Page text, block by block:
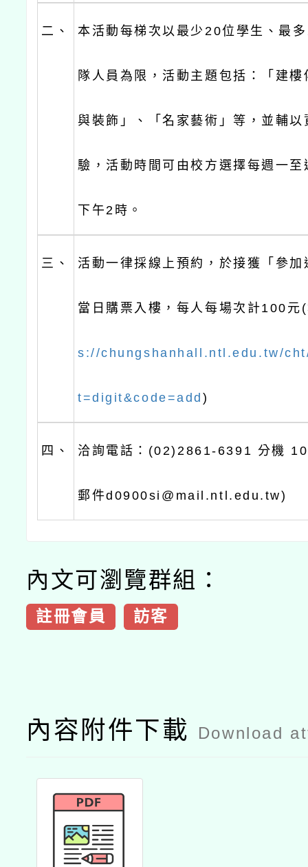
二、 本活動每梯次以最少20位學生、最
隊人員為限，活動主題包括：「建
與裝飾」、「名家藝術」等，並輔
驗，活動時間可由校方選擇每週一
下午2時。
三、 活動一律採線上預約，於接獲「參
當日購票入樓，每人每場次計100元
s://chungshanhall.ntl.edu.tw/
t=digit&code=add )
四、 洽詢電話：(02)2861-6391 分機
郵件d0900si@mail.ntl.edu.tw)
內文可瀏覽群組：
註冊會員 訪客
內容附件下載 Download